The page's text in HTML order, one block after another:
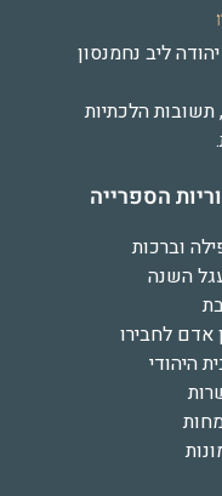
ליב נחמנסון
תשובות הלכתיות
הספרייה
וברכות
השנה
אדם לחבירו
היהודי